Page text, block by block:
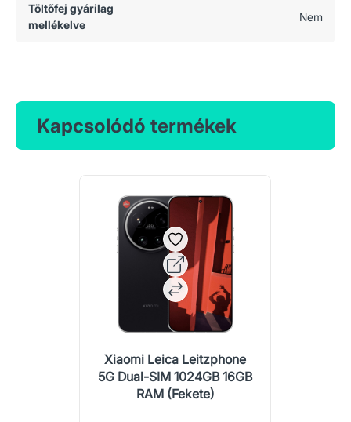
Töltőfej gyárilag
mellékelve
Nem
Kapcsolódó termékek
Xiaomi Leica Leitzphone
5G Dual-SIM 1024GB 16GB
RAM (Fekete)